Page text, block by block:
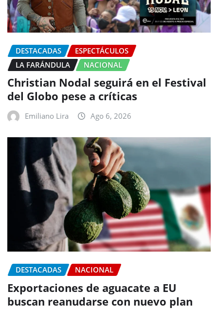
DESTACADAS
ESPECTÁCULOS
LA FARÁNDULA
NACIONAL
Christian Nodal seguirá en el Festival
del Globo pese a críticas
Emiliano Lira Ago 6, 2026
DESTACADAS NACIONAL
Exportaciones de aguacate a EU
buscan reanudarse con nuevo plan